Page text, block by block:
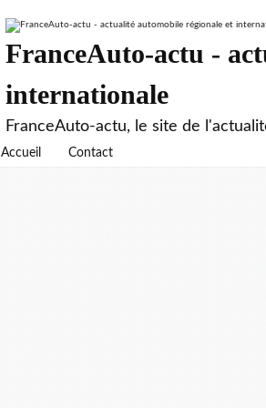
FranceAuto-actu -
internationale
FranceAuto-actu, le site de
Accueil Contact